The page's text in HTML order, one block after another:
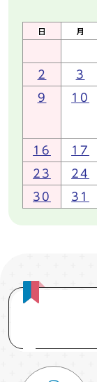
2 3
9 10
16 17
23 24
30 31